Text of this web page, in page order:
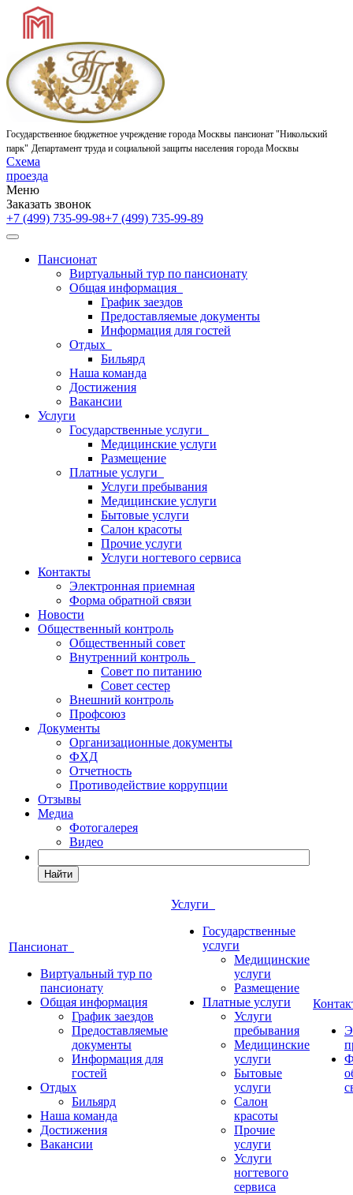
Государственное бюджетное учреждение города Москвы пансионат "Никольский
парк" Департамент труда и социальной защиты населения города Москвы
Схема
проезда
Меню
Заказать звонок
+7 (499) 735-99-98+7 (499) 735-99-89
Пансионат
Виртуальный тур по пансионату
Общая информация
График заездов
Предоставляемые документы
Информация для гостей
Отдых
Бильярд
Наша команда
Достижения
Вакансии
Услуги
Государственные услуги
Медицинские услуги
Размещение
Платные услуги
Услуги пребывания
Медицинские услуги
Бытовые услуги
Салон красоты
Прочие услуги
Услуги ногтевого сервиса
Контакты
Электронная приемная
Форма обратной связи
Новости
Общественный контроль
Общественный совет
Внутренний контроль
Совет по питанию
Совет сестер
Внешний контроль
Профсоюз
Документы
Организационные документы
ФХД
Отчетность
Противодействие коррупции
Отзывы
Медиа
Фотогалерея
Видео
Найти
Пансионат
Виртуальный тур по
пансионату
Общая информация
График заездов
Предоставляемые
документы
Информация для
гостей
Отдых
Бильярд
Наша команда
Достижения
Вакансии
Услуги
Государственные
услуги
Медицинские
услуги
Размещение
Платные услуги
Услуги
пребывания
Медицинские
услуги
Бытовые
услуги
Салон
красоты
Прочие
услуги
Услуги
ногтевого
сервиса